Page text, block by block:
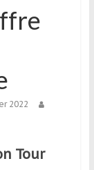
2022
Tour